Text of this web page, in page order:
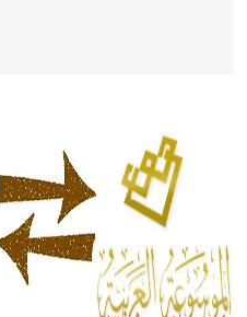
الحكم، الأدلة، تنظيم
له الفضل بأنه حرر الطب من
- هل تعلم أن المرجان إفراز
من مادة كربونات الكلسيوم،
أجود أنواعه، ويمتاز بكبر